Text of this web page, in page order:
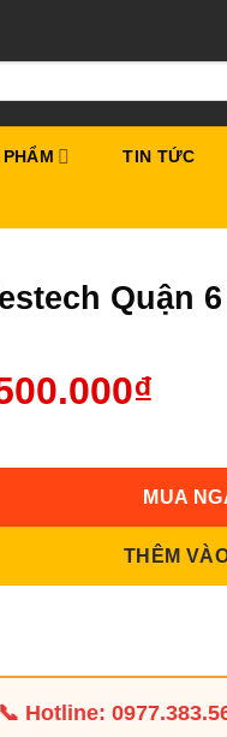
TIN TỨC
Quận
₫
THÊM
MUA
📞 Hotline: